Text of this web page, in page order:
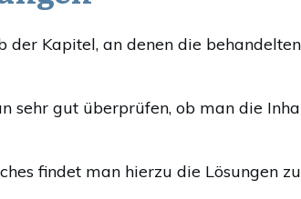
der Kapitel, an denen die
sehr gut überprüfen, ob man die
findet man hierzu die Lösungen